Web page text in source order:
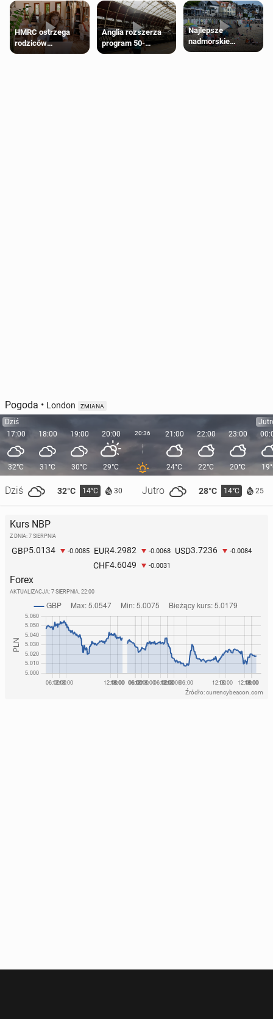
HMRC ostrzega
rodziców
pobierających Child
Anglia rozszerza
program 50-
procentowych
Najlepsze
nadmorskie
miasteczko blisko
Pogoda • London ZMIANA
Dziś
17:00
32°C
Dziś 32°C 14°C 30 Jutro 28°C 14°C 25
18:00
31°C
19:00
30°C
20:00
29°C
20:36 21:00
24°C
22:00
22°C
23:00
20°C
Kurs NBP
Z DNIA: 7 SIERPNIA
GBP5.0134 -0.0085 EUR4.2982 -0.0068 USD3.7236 -0.0084
CHF4.6049 -0.0031
Forex
AKTUALIZACJA: 7 SIERPNIA, 22:00
Źródło: currencybeacon.com